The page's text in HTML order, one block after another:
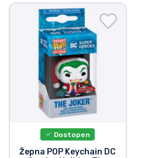
Dostopen
Žepna POP Keychain DC
Dostava in plačilo
Tv serijske izdelki
Filmske izdelki
Risani izdelki
Anime izdelki